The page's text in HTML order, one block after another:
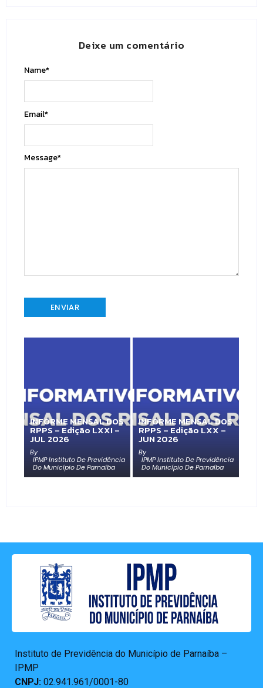
Deixe um comentário
Message*
Name*
Email*
INFORME MENSAL DOS
RPPS – Edição LXXI –
JUL 2026
By
IPMP Instituto De Previdência
Do Município De Parnaíba
INFORME MENSAL DOS
RPPS – Edição LXX –
JUN 2026
By
IPMP Instituto De Previdência
Do Município De Parnaíba
Instituto de Previdência do Município de Parnaíba –
IPMP
CNPJ: 02.941.961/0001-80